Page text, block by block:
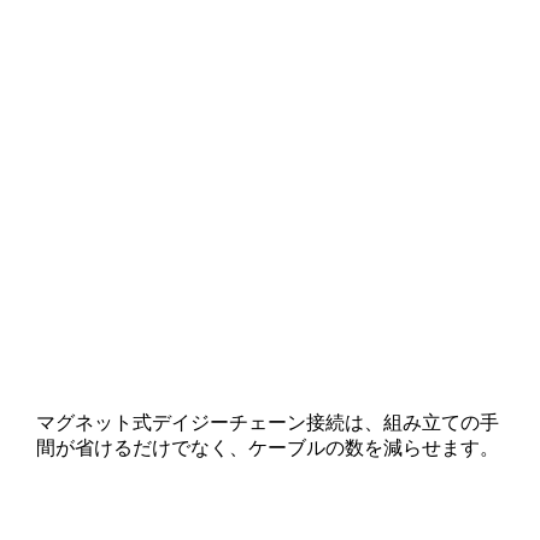
マグネット式デイジーチェーン接続は、組み立ての手
間が省けるだけでなく、ケーブルの数を減らせます。